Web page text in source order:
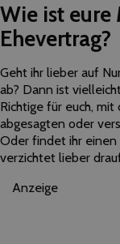
Wie ist eure
Ehevertrag?
Geht ihr lieber auf
ab? Dann ist
Richtige für euch,
abgesagten oder
Oder findet ihr einen
verzichtet lieber
Anzeige